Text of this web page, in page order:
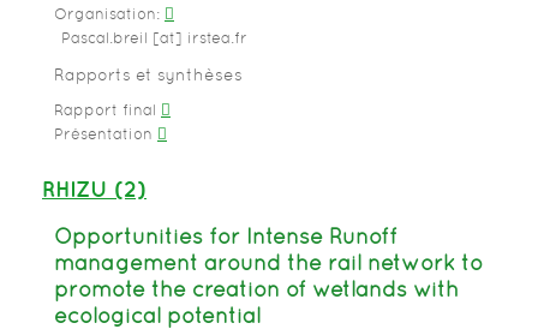
Organisation:
Pascal.breil [at] irstea.fr
Rapports et synthèses
Rapport final
Présentation
RHIZU (2)
Opportunities for Intense Runoff
management around the rail network to
promote the creation of wetlands with
ecological potential